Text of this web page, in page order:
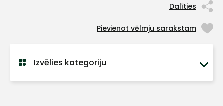
Dalīties
Pievienot vēlmju sarakstam
Izvēlies kategoriju